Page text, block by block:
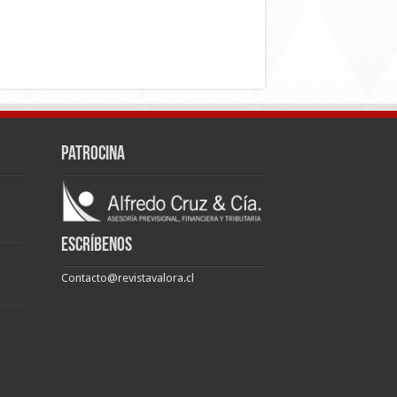
Patrocina
Escríbenos
Contacto@revistavalora.cl